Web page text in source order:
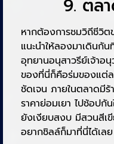
9. ตล
หากต้องการชมวิถีชีวิ
แนะนำให้ลองมาเดินกั
อุทยานอนุสาวรีย์เจ้า
ของที่นี่ก็คือร่มของแต่ล
ชัดเจน ภายในตลาดมีร้
ราคาย่อมเยา ไปช้อปกั
ยังเงียบสงบ มีสวนสีเขี
อยากชิลล์ก็มาที่นี่ได้เลย